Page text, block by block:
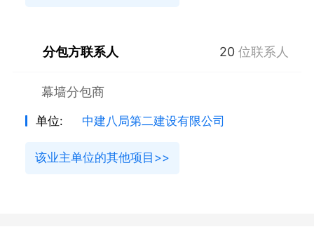
分包方联系人 20 位联系人
幕墙分包商
单位: 中建八局第二建设有限公司
该业主单位的其他项目>>